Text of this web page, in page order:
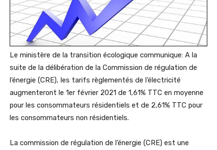
Le ministère de la transition écologique communique: A la
suite de la délibération de la Commission de régulation de
l’énergie (CRE), les tarifs règlementés de l’électricité
augmenteront le 1er février 2021 de 1,61% TTC en moyenne
pour les consommateurs résidentiels et de 2,61% TTC pour
les consommateurs non résidentiels.
La commission de régulation de l’énergie (CRE) est une